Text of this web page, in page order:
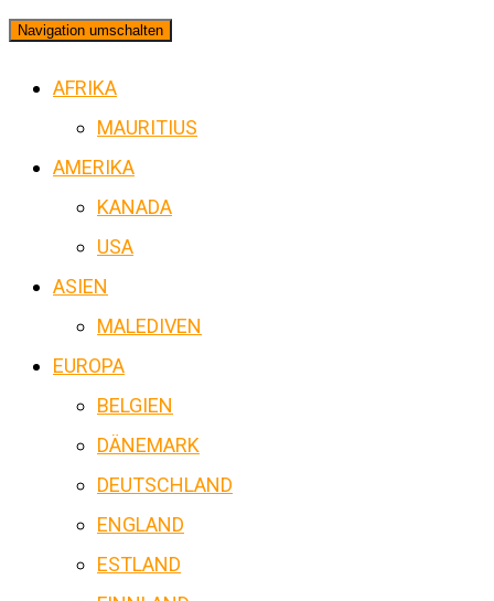
Navigation umschalten
AFRIKA
MAURITIUS
AMERIKA
KANADA
USA
ASIEN
MALEDIVEN
EUROPA
BELGIEN
DÄNEMARK
DEUTSCHLAND
ENGLAND
ESTLAND